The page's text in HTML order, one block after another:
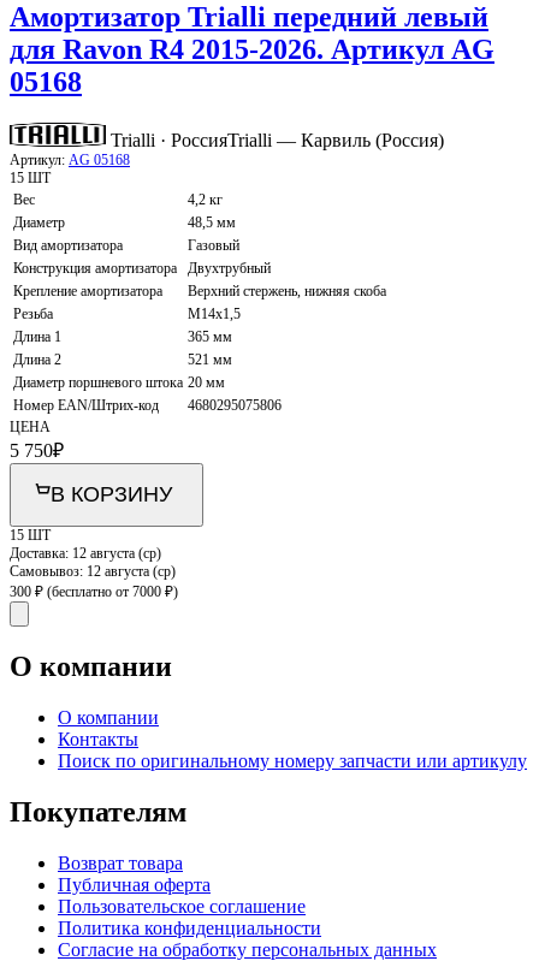
Амортизатор Trialli передний левый
для Ravon R4 2015-2026. Артикул AG
05168
Trialli · РоссияTrialli — Карвиль (Россия)
Артикул: AG 05168
15 ШТ
Вес
4,2 кг
Диаметр
48,5 мм
Вид амортизатора
Газовый
Конструкция амортизатора
Двухтрубный
Крепление амортизатора
Верхний стержень, нижняя скоба
Резьба
M14x1,5
Длина 1
365 мм
Длина 2
521 мм
Диаметр поршневого штока 20 мм
Номер EAN/Штрих-код
4680295075806
ЦЕНА
5 750₽
В КОРЗИНУ
15 ШТ
Доставка: 12 августа (ср)
Самовывоз: 12 августа (ср)
300 ₽ (бесплатно от 7000 ₽)
О компании
О компании
Контакты
Поиск по оригинальному номеру запчасти или артикулу
Покупателям
Возврат товара
Публичная оферта
Пользовательское соглашение
Политика конфиденциальности
Согласие на обработку персональных данных